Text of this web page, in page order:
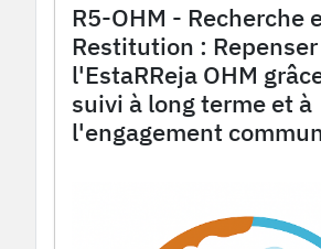
R5-OHM - Recherche
Restitution : Repenser
l'EstaRReja OHM
suivi à long terme et à
l'engagement